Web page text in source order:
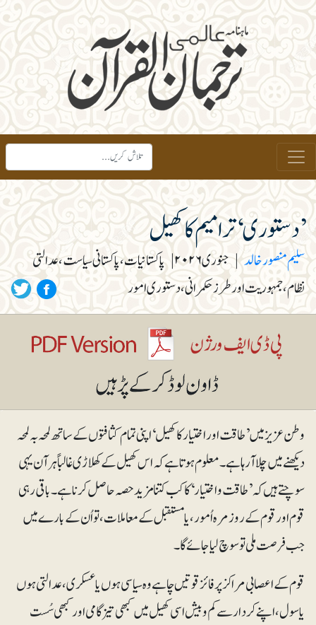
’دستوری‘ ترامیم کا کھیل
سلیم منصور خالد | جنوری ۲۰۲۶ | پاکستانیات، پاکستانی سیاست، عدالتی
نظام، جمہوریت اور طرز حکمرانی، دستوری امور
وطن عزیز میں ’طاقت اور اختیار کا کھیل‘ اپنی تمام کثافتوں کے ساتھ لمحہ بہ لمحہ
دیکھنے میں چلاآرہا ہے۔ معلوم ہوتا ہے کہ اس کھیل کے کھلاڑی غالباً ہرآن یہی
سوچتے ہیں کہ ’طاقت و اختیار‘ کا کب کتنا مزید حصہ حاصل کرنا ہے۔ باقی رہی
قوم اور قوم کے روزمرہ اُمور، یا مستقبل کے معاملات، تو اُن کے بارے میں
جب فرصت ملی تو سوچ لیا جائے گا۔
قوم کے اعصابی مراکز پر فائز قوتیں چاہے وہ سیاسی ہوں یا عسکری، عدالتی ہوں
یا سول، اپنے کردار سے کم و بیش اسی کھیل میں کبھی تیزگامی اور کبھی سُست